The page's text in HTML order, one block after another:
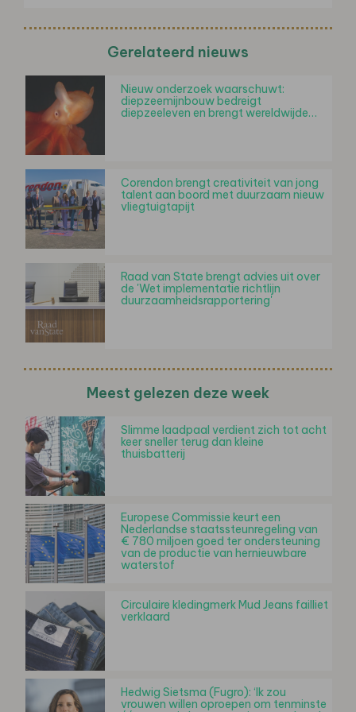
Gerelateerd nieuws
Nieuw onderzoek waarschuwt:
diepzeemijnbouw bedreigt
diepzeeleven en brengt wereldwijde…
Corendon brengt creativiteit van jong
talent aan boord met duurzaam nieuw
vliegtuigtapijt
Raad van State brengt advies uit over
de 'Wet implementatie richtlijn
duurzaamheidsrapportering'
Meest gelezen deze week
Slimme laadpaal verdient zich tot acht
keer sneller terug dan kleine
thuisbatterij
Europese Commissie keurt een
Nederlandse staatssteunregeling van
€ 780 miljoen goed ter ondersteuning
van de productie van hernieuwbare
waterstof
Circulaire kledingmerk Mud Jeans failliet
verklaard
Hedwig Sietsma (Fugro): ‘Ik zou
vrouwen willen oproepen om tenminste